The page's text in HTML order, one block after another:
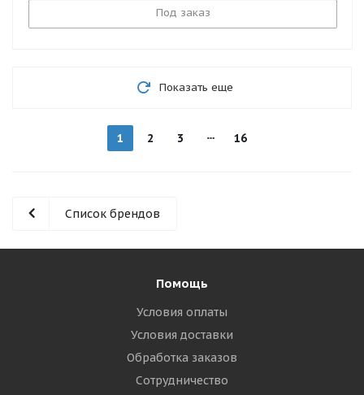
Под заказ
Показать еще
1 2 3 16
Список брендов
Помощь
Условия оплаты
Условия доставки
Обработка заказов
Сотрудничество